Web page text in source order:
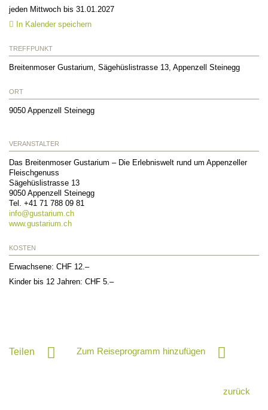
jeden Mittwoch bis 31.01.2027
In Kalender speichern
TREFFPUNKT
Breitenmoser Gustarium, Sägehüslistrasse 13, Appenzell Steinegg
ORT
9050 Appenzell Steinegg
VERANSTALTER
Das Breitenmoser Gustarium – Die Erlebniswelt rund um Appenzeller
Fleischgenuss
Sägehüslistrasse 13
9050 Appenzell Steinegg
Tel. +41 71 788 09 81
info@gustarium.ch
www.gustarium.ch
KOSTEN
Erwachsene: CHF 12.–
Kinder bis 12 Jahren: CHF 5.–
Teilen Zum Reiseprogramm hinzufügen
zurück